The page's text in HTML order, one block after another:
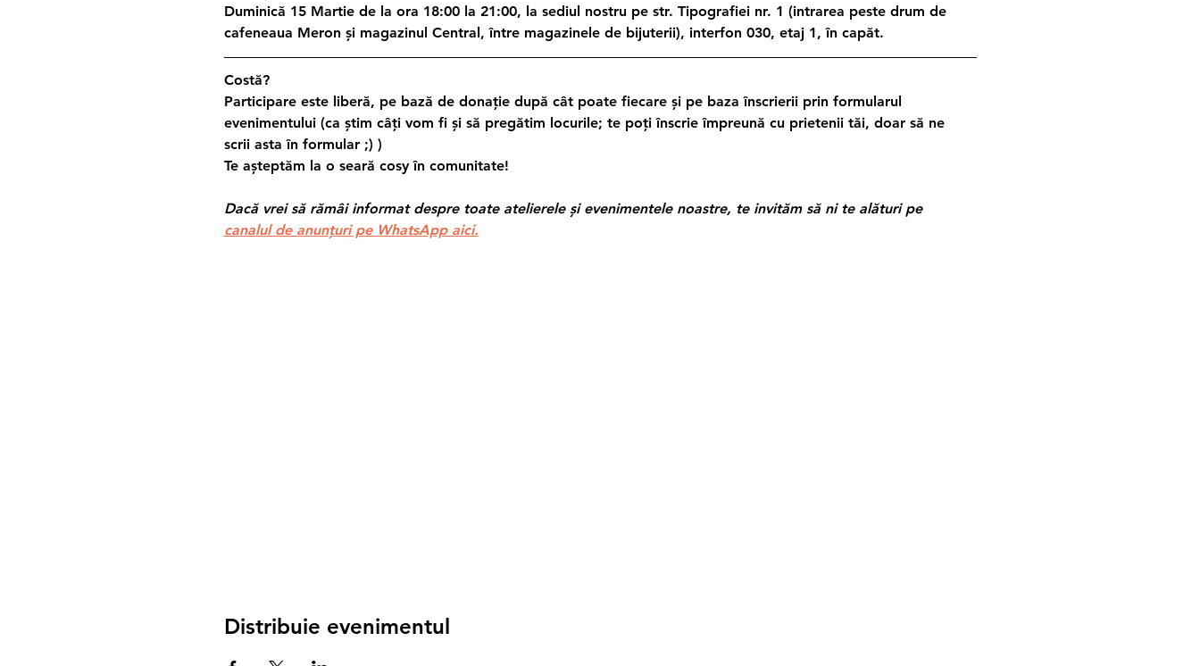
Duminică 15 Martie de la ora 18:00 la 21:00, la sediul nostru pe str. Tipografiei nr. 1 (intrarea peste drum de
cafeneaua Meron și magazinul Central, între magazinele de bijuterii), interfon 030, etaj 1, în capăt.
Costă?
Participare este liberă, pe bază de donație după cât poate fiecare și pe baza înscrierii prin formularul
evenimentului (ca știm câți vom fi și să pregătim locurile; te poți înscrie împreună cu prietenii tăi, doar să ne
scrii asta în formular ;) )
Te așteptăm la o seară cosy în comunitate!
Dacă vrei să rămâi informat despre toate atelierele și evenimentele noastre, te invităm să ni te alături pe
canalul de anunțuri pe WhatsApp aici.
Distribuie evenimentul